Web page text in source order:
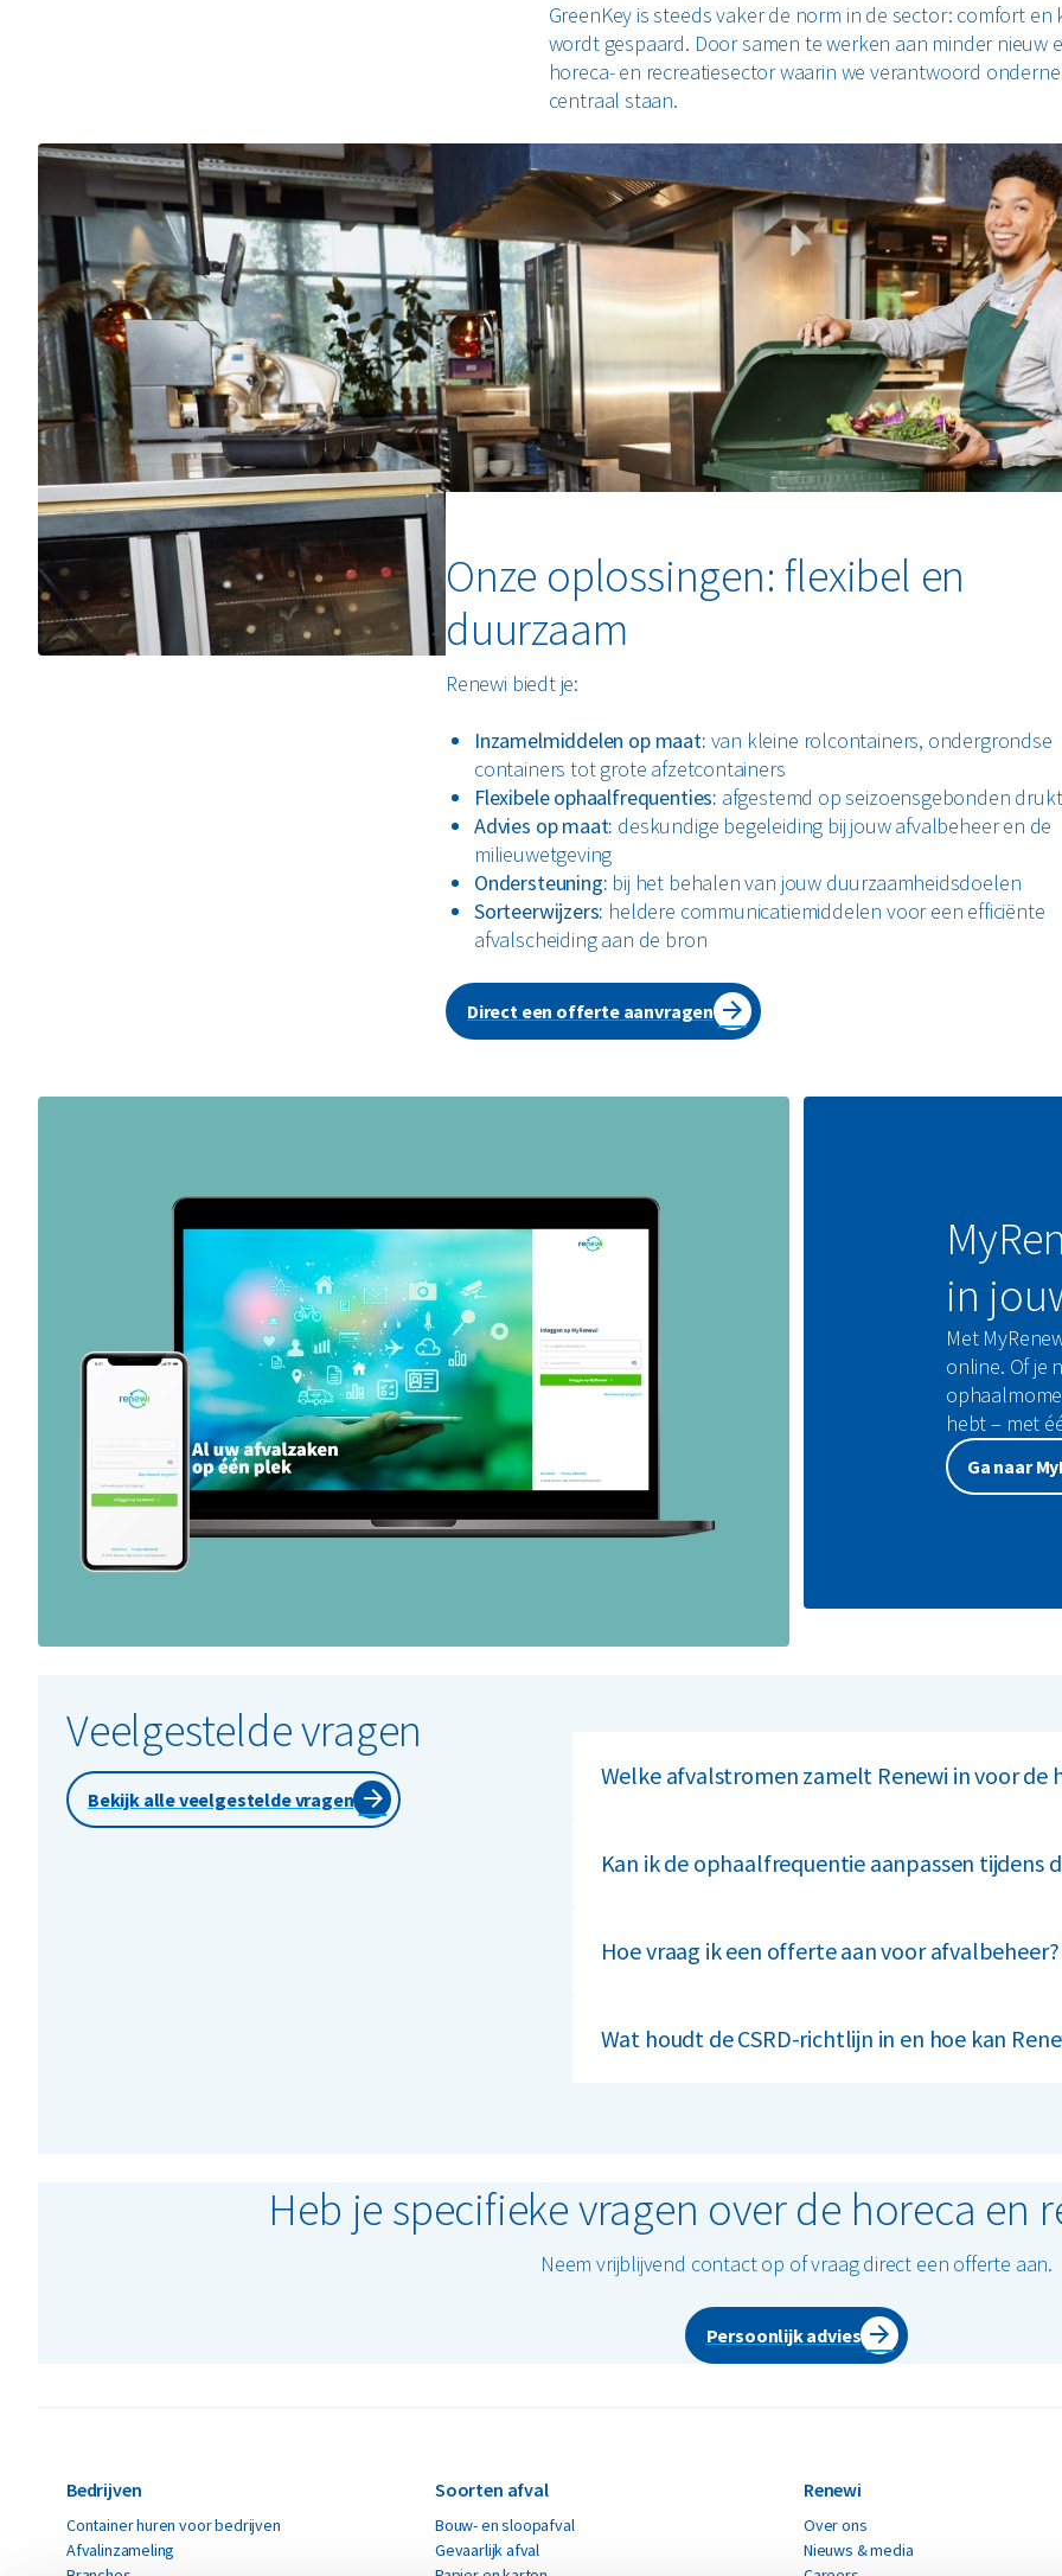
GreenKey is steeds vaker de norm in de sector: comfort
wordt gespaard. Door samen te werken aan minder
horeca- en recreatiesector waarin we verantwoord
centraal staan.
Onze oplossingen: flexibel en
duurzaam
Renewi biedt je:
Inzamelmiddelen op maat: van kleine rolcontainers, ondergrondse
containers tot grote afzetcontainers
Flexibele ophaalfrequenties: afgestemd op seizoensgebonden
Advies op maat: deskundige begeleiding bij jouw afvalbeheer en de
milieuwetgeving
Ondersteuning: bij het behalen van jouw duurzaamheidsdoelen
Sorteerwijzers: heldere communicatiemiddelen voor een efficiënte
afvalscheiding aan de bron
Direct een offerte aanvragen
in
Met
online. Of je
hebt – met
Ga naar
Veelgestelde vragen
Bekijk alle veelgestelde vragen
Welke afvalstromen zamelt Renewi in voor de
Kan ik de ophaalfrequentie aanpassen tijdens
aan jouw behoeften.
Hoe vraag ik een offerte aan voor afvalbeheer?
Wat houdt de CSRD-richtlijn in en hoe kan
Heb je specifieke vragen over de horeca en
Neem vrijblijvend contact op of vraag direct een offerte aan.
Persoonlijk advies
Bedrijven
Container huren voor bedrijven
Afvalinzameling
Soorten afval
Bouw- en sloopafval
Gevaarlijk afval
Renewi
Over ons
Nieuws & media